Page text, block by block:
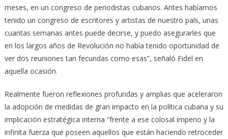
meses, en un congreso de periodistas cubanos. Antes habíamos
tenido un congreso de escritores y artistas de nuestro país, unas
cuantas semanas antes puede decirse, y puedo asegurarles que
en los largos años de Revolución no había tenido oportunidad de
ver dos reuniones tan fecundas como esas”, señaló Fidel en
aquella ocasión.
Realmente fueron reflexiones profundas y amplias que aceleraron
la adopción de medidas de gran impacto en la política cubana y su
implicación estratégica interna “frente a ese colosal imperio y la
infinita fuerza que poseen aquellos que están haciendo retroceder